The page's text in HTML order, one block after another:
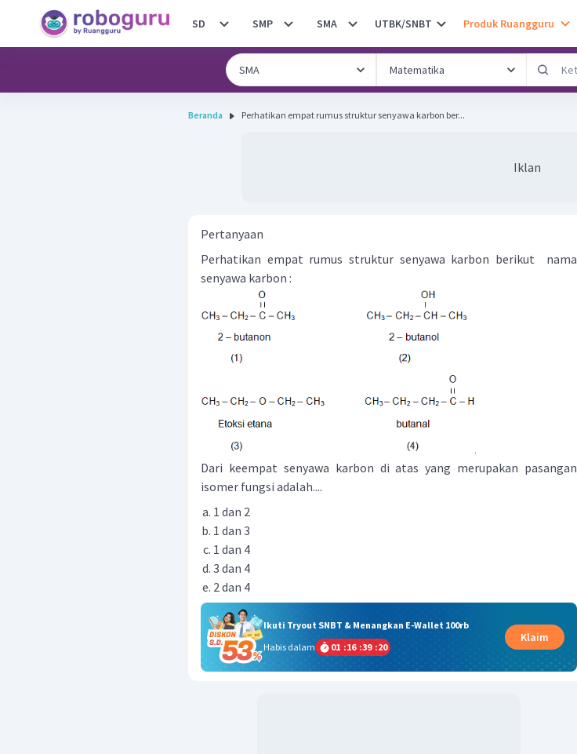
SD SMP SMA UTBK/SNBT Produk Ruangguru
Beranda Perhatikan empat rumus struktur senyawa karbon ber...
Iklan
Pertanyaan
Perhatikan empat rumus struktur senyawa karbon berikut nama
senyawa karbon :
Dari keempat senyawa karbon di atas yang merupakan pasangan
isomer fungsi adalah....
1 dan 2
1 dan 3
1 dan 4
3 dan 4
2 dan 4
Ikuti Tryout SNBT & Menangkan E-Wallet 100rb
Habis dalam
01 :16 :39 :19
Klaim